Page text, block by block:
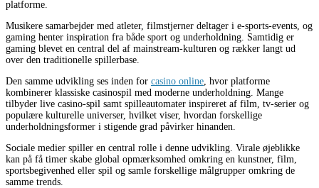
platforme.
Musikere samarbejder med atleter, filmstjerner deltager i e-sports-events, og
gaming henter inspiration fra både sport og underholdning. Samtidig er
gaming blevet en central del af mainstream-kulturen og rækker langt ud
over den traditionelle spillerbase.
Den samme udvikling ses inden for casino online , hvor platforme
kombinerer klassiske casinospil med moderne underholdning. Mange
tilbyder live casino-spil samt spilleautomater inspireret af film, tv-serier og
populære kulturelle universer, hvilket viser, hvordan forskellige
underholdningsformer i stigende grad påvirker hinanden.
Sociale medier spiller en central rolle i denne udvikling. Virale øjeblikke
kan på få timer skabe global opmærksomhed omkring en kunstner, film,
sportsbegivenhed eller spil og samle forskellige målgrupper omkring de
samme trends.